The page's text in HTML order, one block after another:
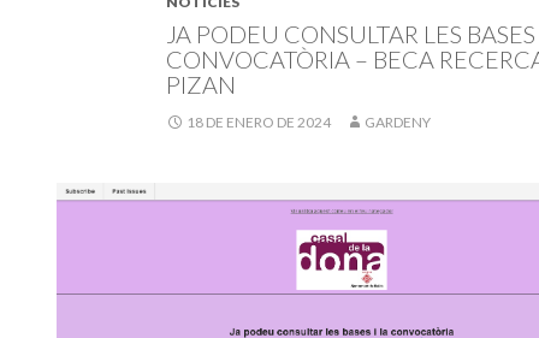
JA PODEU CONSULTAR LES
CONVOCATÒRIA – BECA
PIZAN
18 DE ENERO DE 2024 GARDENY